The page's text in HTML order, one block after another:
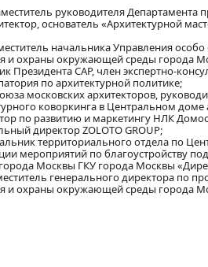
руководителя
основатель «Архитектурной
начальника Управления
и охраны окружающей среды города
Президента САР, член экспертно-
по архитектурной политике;
московских архитекторов,
коворкинга в Центральном доме
по развитию и маркетингу НЛК
директор ZOLOTO GROUP;
территориального отдела по
мероприятий по благоустройству
Москвы ГКУ города Москвы
генерального директора по
и охраны окружающей среды города